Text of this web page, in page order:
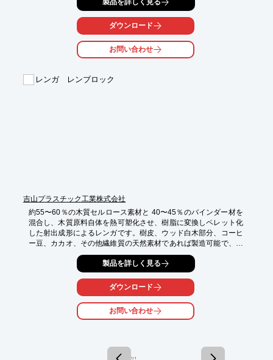
製品を詳しく見る
ダウンロード
お問い合わせ
レンガ レンブロック
吉山プラスチック工業株式会社
約55〜60％の木質セルロース素材と 40〜45％のバインダー材を
混合し、木質原料自体を熱可塑化させ、樹脂に変換しペレット化
した射出成形によるレンガです。樹皮、ウッド白木部分、コーヒ
ー豆、カカオ、その他繊維質の天然素材であれば製造可能で、有
機資源を有効活用し、国内生産をすることで、自然環境の保護に
製品を詳しく見る
ダウンロード
お問い合わせ
1 / 1